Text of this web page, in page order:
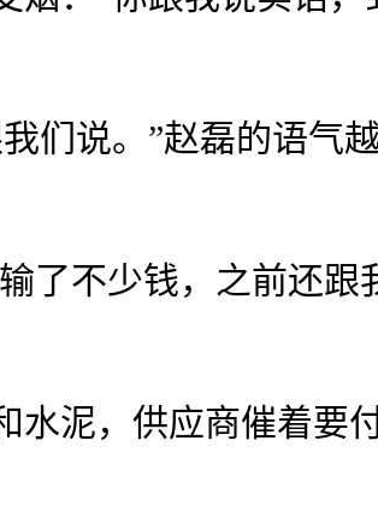
说。”赵磊的语气
不少钱，之前还跟
泥，供应商催着要